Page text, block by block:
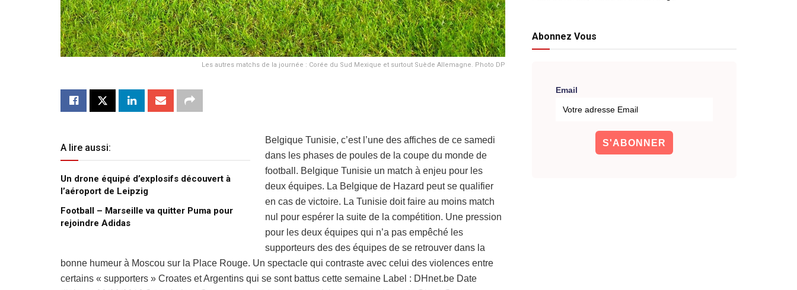
Les autres matchs de la journée : Corée du Sud Mexique et surtout Suède Allemagne. Photo DP
A lire aussi:
Un drone équipé d’explosifs découvert à
l’aéroport de Leipzig
Football – Marseille va quitter Puma pour
rejoindre Adidas
Belgique Tunisie, c’est l’une des affiches de ce samedi
dans les phases de poules de la coupe du monde de
football. Belgique Tunisie un match à enjeu pour les
deux équipes. La Belgique de Hazard peut se qualifier
en cas de victoire. La Tunisie doit faire au moins match
nul pour espérer la suite de la compétition. Une pression
pour les deux équipes qui n’a pas empêché les
supporteurs des des équipes de se retrouver dans la
bonne humeur à Moscou sur la Place Rouge. Un spectacle qui contraste avec celui des violences entre
certains « supporters » Croates et Argentins qui se sont battus cette semaine Label : DHnet.be Date
Abonnez Vous
Email